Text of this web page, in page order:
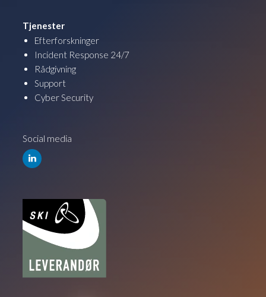
Tjenester
Efterforskninger
Incident Response 24/7
Rådgivning
Support
Cyber Security
Social media